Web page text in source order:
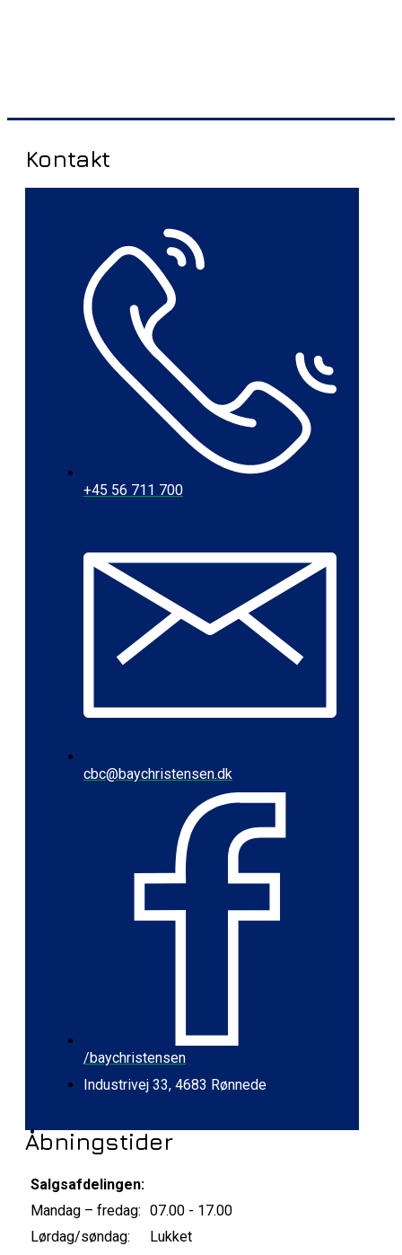
Kontakt
+45 56 711 700
cbc@baychristensen.dk
/baychristensen
Industrivej 33, 4683 Rønnede
Åbningstider
Salgsafdelingen:
Mandag – fredag: 07.00 - 17.00
Lørdag/søndag:
Lukket